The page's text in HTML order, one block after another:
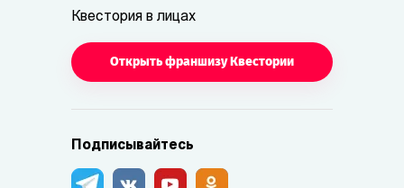
Квестория в лицах
Открыть франшизу Квестории
Подписывайтесь